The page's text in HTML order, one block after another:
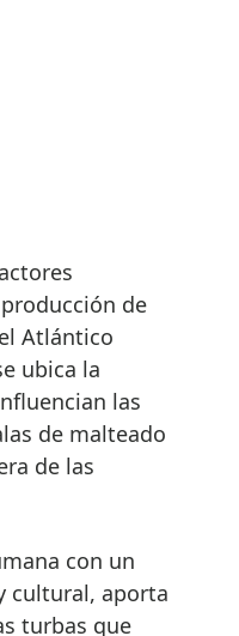
de
Atlántico
ubica la
las
de malteado
de las
con un
cultural, aporta
turbas que